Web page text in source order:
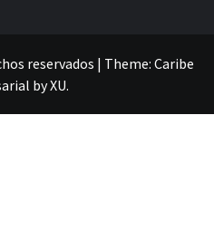
reservados | Theme: Caribe
byXU.